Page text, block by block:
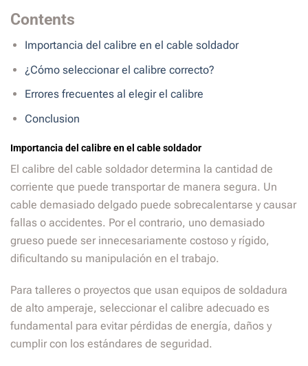
Contents
Importancia del calibre en el cable soldador
¿Cómo seleccionar el calibre correcto?
Errores frecuentes al elegir el calibre
Conclusion
Importancia del calibre en el cable soldador
El calibre del cable soldador determina la cantidad de
corriente que puede transportar de manera segura. Un
cable demasiado delgado puede sobrecalentarse y causar
fallas o accidentes. Por el contrario, uno demasiado
grueso puede ser innecesariamente costoso y rígido,
dificultando su manipulación en el trabajo.
Para talleres o proyectos que usan equipos de soldadura
de alto amperaje, seleccionar el calibre adecuado es
fundamental para evitar pérdidas de energía, daños y
cumplir con los estándares de seguridad.